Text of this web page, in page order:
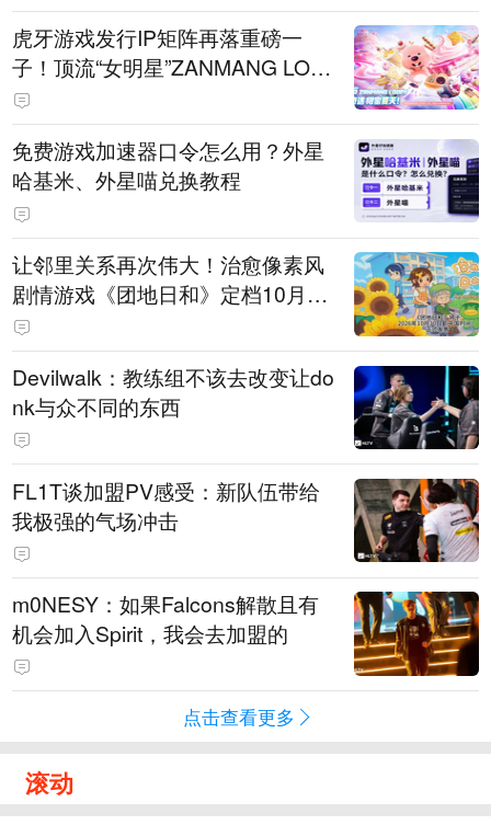
虎牙游戏发行IP矩阵再落重磅一
子！顶流“女明星”ZANMANG LOO
PY 正版3D消除手游《消消奇遇》
惊喜曝光
免费游戏加速器口令怎么用？外星
哈基米、外星喵兑换教程
让邻里关系再次伟大！治愈像素风
剧情游戏《团地日和》定档10月30
日发售
Devilwalk：教练组不该去改变让do
nk与众不同的东西
FL1T谈加盟PV感受：新队伍带给
我极强的气场冲击
m0NESY：如果Falcons解散且有
机会加入Spirit，我会去加盟的
点击查看更多
滚动